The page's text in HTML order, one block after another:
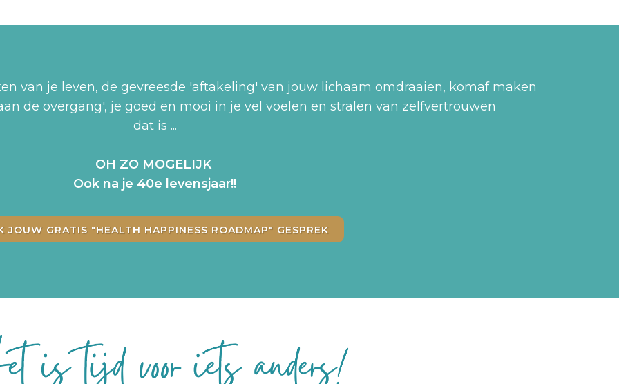
van je leven, de gevreesde 'aftakeling' van jouw lichaam omdraaien, komaf maken
de overgang', je goed en mooi in je vel voelen en stralen van zelfvertrouwen
dat is ...
OH ZO MOGELIJK
Ook na je 40e levensjaar!!
JOUW GRATIS "HEALTH HAPPINESS ROADMAP" GESPREK